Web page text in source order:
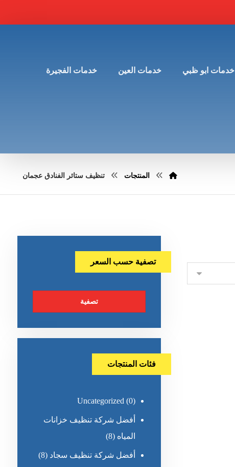
خدمات ابو ظبي خدمات العين خدمات الفجيرة
المنتجات تنظيف ستائر الفنادق عجمان
تصفية حسب السعر
تصفية
فئات المنتجات
Uncategorized (0)
أفضل شركة تنظيف خزانات
المياه (8)
أفضل شركة تنظيف سجاد (8)